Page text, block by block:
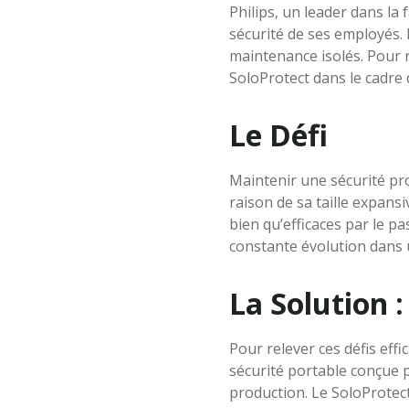
Philips, un leader dans
sécurité de ses
maintenance isolés. Pour
SoloProtect dans le
Le Défi
Maintenir une sécurité
raison de sa taille
bien qu’efficaces par le
constante évolution
La Solution
Pour relever ces défis
sécurité portable conçue
production. Le